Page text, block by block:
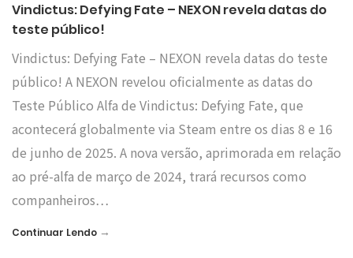
Vindictus: Defying Fate – NEXON revela datas do
teste público!
Vindictus: Defying Fate – NEXON revela datas do teste
público! A NEXON revelou oficialmente as datas do
Teste Público Alfa de Vindictus: Defying Fate, que
acontecerá globalmente via Steam entre os dias 8 e 16
de junho de 2025. A nova versão, aprimorada em relação
ao pré-alfa de março de 2024, trará recursos como
companheiros…
Continuar Lendo →